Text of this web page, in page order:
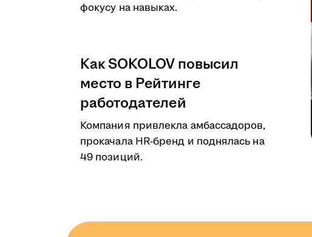
фокусу на навыках.
Как SOKOLOV повысил
место в Рейтинге
работодателей
Компания привлекла амбассадоров,
прокачала HR-бренд и поднялась на
49 позиций.